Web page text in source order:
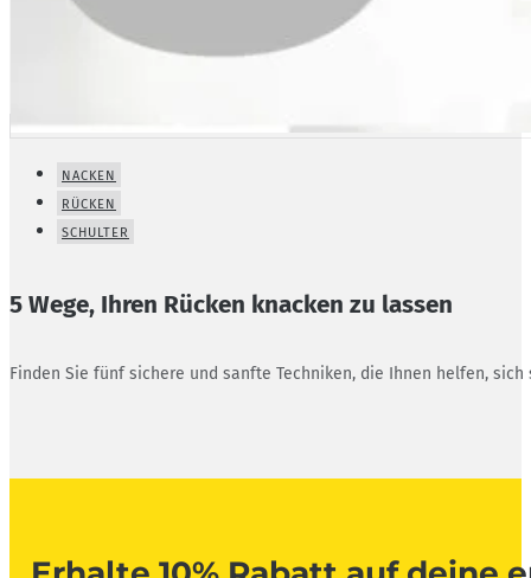
NACKEN
RÜCKEN
SCHULTER
5 Wege, Ihren Rücken knacken zu lassen
Finden Sie fünf sichere und sanfte Techniken, die Ihnen helfen,